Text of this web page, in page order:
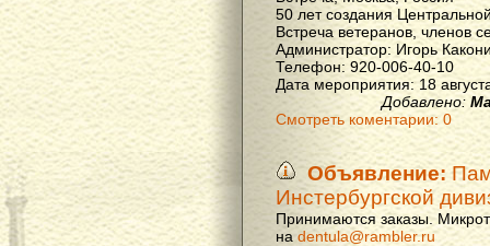
50 лет создания
Встреча ветеранов, членов
Администратор: Игорь
Телефон: 920-006-40-10
Дата мероприятия: 18
Добавлено:
Смотреть коментарии: 0
Объявление:
Инстербургской
Принимаются заказы.
на dentula@rambler.ru